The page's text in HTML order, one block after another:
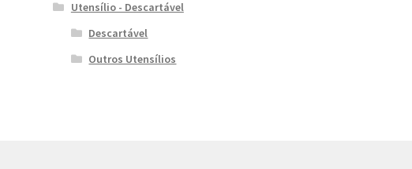
Utensílio - Descartável
Descartável
Outros Utensílios